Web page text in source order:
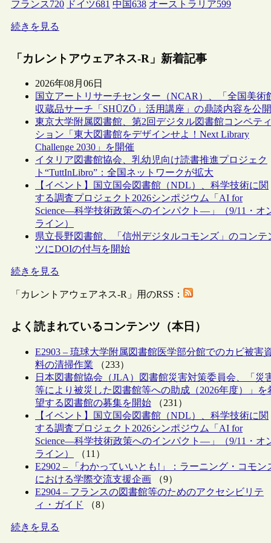
フランス720 ドイツ681 中国638 オーストラリア599
続きを見る
「カレントアウェアネス-R」新着記事
2026年08月06日
国立アートリサーチセンター（NCAR）、「全国美術
収蔵品サーチ「SHŪZŌ」活用講座」の鼎談内容を公開
東京大学附属図書館、第2回デジタル図書館コンペティ
ション「東大図書館をデザインせよ！Next Library
Challenge 2030」を開催
イタリア図書館協会、乳幼児向け読書推進プロジェク
ト“TuttInLibro”：全国ネットワークが拡大
【イベント】国立国会図書館（NDL）、科学技術に関
する調査プロジェクト2026シンポジウム「AI for
Science―科学技術政策へのインパクト―」（9/11・オ
ライン）
県立長野図書館、「信州デジタルコモンズ」のコンテ
ツにDOIの付与を開始
続きを見る
「カレントアウェアネス-R」用のRSS：
よく読まれているコンテンツ（本日）
E2903 – 琉球大学附属図書館医学部分館でのカビ被害
料の清掃作業 （233）
日本図書館協会（JLA）図書館災害対策委員会、「災
等により被災した図書館等への助成（2026年度）」を
望する図書館の募集を開始 （231）
【イベント】国立国会図書館（NDL）、科学技術に関
する調査プロジェクト2026シンポジウム「AI for
Science―科学技術政策へのインパクト―」（9/11・オ
ライン）
（11）
E2902 – 「わかっていいとも!」：ラーニング・コモン
における学際交流支援企画 （9）
E2904 – フランスの図書館等のためのアクセシビリテ
ィ・ガイド
（8）
続きを見る